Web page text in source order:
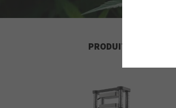
PRODUITS SIMILAIRES